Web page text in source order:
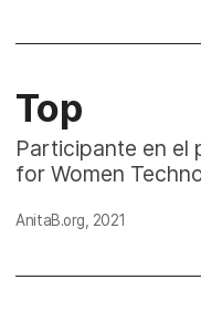
Top
Participante en el
for Women
AnitaB.org, 2021